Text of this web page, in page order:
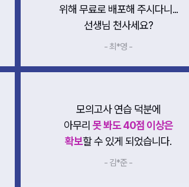
위해 무료로 배포해 주시다니...
선생님 천사세요?
- 최*영 -
모의고사 연습 덕분에
아무리못 봐도 40점 이상은
확보할 수 있게 되었습니다.
- 김*준 -